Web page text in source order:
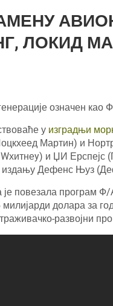
ЛОКИД
означен као
у изградњи
Мартин) и
и ЏИ Ерспејс
издању Дефенс Њуз
повезала програм Ф/
долара за
развојни